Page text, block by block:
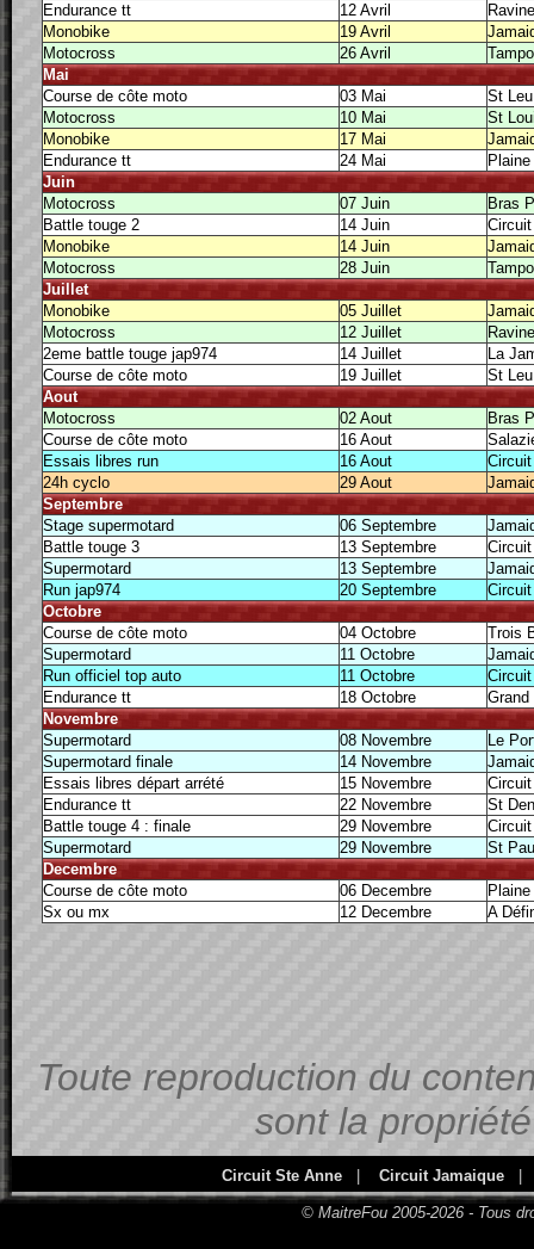
Endurance tt
12 Avril
Monobike
19 Avril
Motocross
26 Avril
Mai
Course de côte moto
03 Mai
St
Motocross
10 Mai
St
Monobike
17 Mai
Endurance tt
24 Mai
Juin
Motocross
07 Juin
Bras
Battle touge 2
14 Juin
Monobike
14 Juin
Motocross
28 Juin
Juillet
Monobike
05 Juillet
Motocross
12 Juillet
2eme battle touge jap974
14 Juillet
La
Course de côte moto
19 Juillet
St
Aout
Motocross
02 Aout
Bras
Course de côte moto
16 Aout
Essais libres run
16 Aout
24h cyclo
29 Aout
Septembre
Stage supermotard
06 Septembre
Battle touge 3
13 Septembre
Supermotard
13 Septembre
Run jap974
20 Septembre
Octobre
Course de côte moto
04 Octobre
Trois
Supermotard
11 Octobre
Run officiel top auto
11 Octobre
Endurance tt
18 Octobre
Grand
Novembre
Supermotard
08 Novembre
Le
Supermotard finale
14 Novembre
Essais libres départ arrété
15 Novembre
Endurance tt
22 Novembre
St
Battle touge 4 : finale
29 Novembre
Supermotard
29 Novembre
St
Decembre
Course de côte moto
06 Decembre
Sx ou mx
12 Decembre A
Toute reproduction du
sont la
Circuit Ste Anne Circuit Jamaique
© MaitreFou 2005-2026 - Tous